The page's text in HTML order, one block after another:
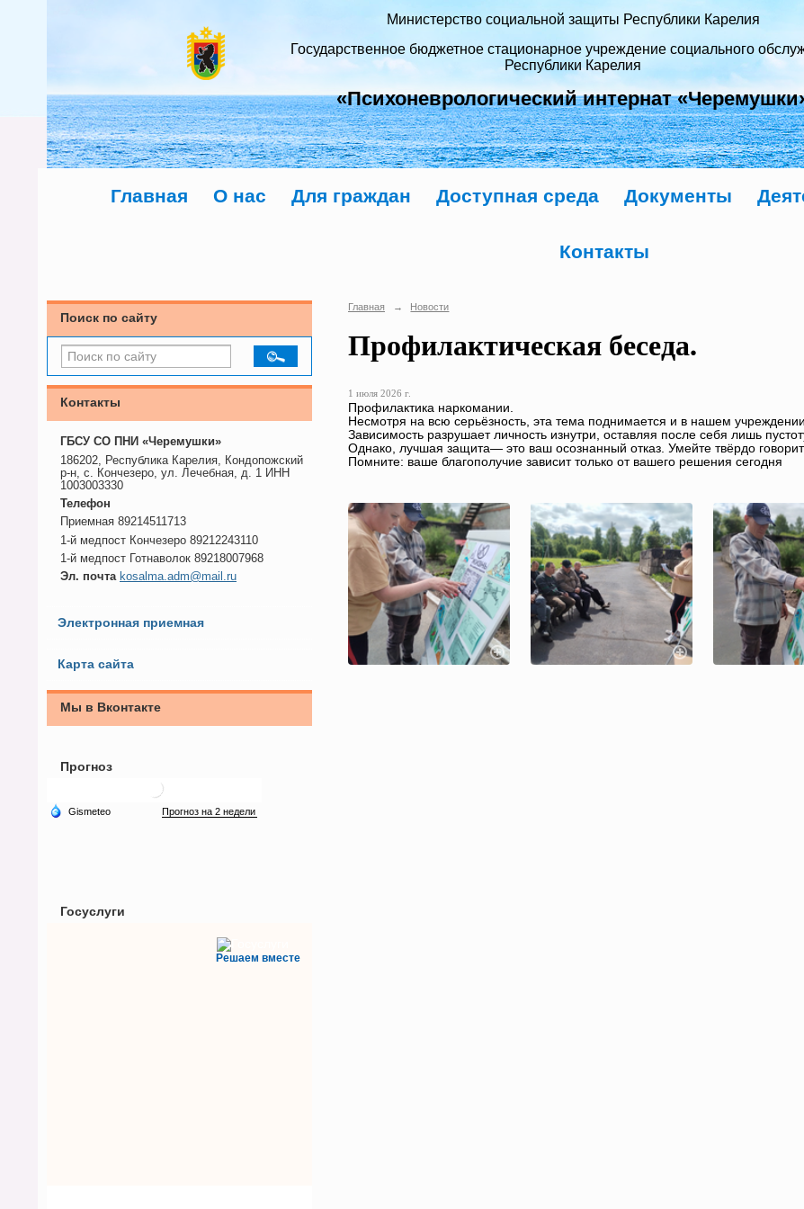
Министерство социальной защиты Республики Карелия
Государственное бюджетное стационарное учреждение социального
Республики Карелия
«Психоневрологический интернат
Главная О нас Для граждан Доступная среда Документы
Контакты
Поиск по сайту
Контакты
ГБСУ СО ПНИ «Черемушки»
186202, Республика Карелия, Кондопожский
р-н, с. Кончезеро, ул. Лечебная, д. 1 ИНН
1003003330
Телефон
Приемная 89214511713
1-й медпост Кончезеро 89212243110
1-й медпост Готнаволок 89218007968
Эл. почта kosalma.adm@mail.ru
Электронная приемная
Карта сайта
Мы в Вконтакте
Прогноз
Госуслуги
Решаем вместе
Главная → Новости
Профилактическая беседа.
1 июля 2026 г.
Профилактика наркомании.
Несмотря на всю серьёзность, эта тема поднимается и в нашем
Зависимость разрушает личность изнутри, оставляя после себя лишь
Однако, лучшая защита— это ваш осознанный отказ. Умейте твёрдо
Помните: ваше благополучие зависит только от вашего решения сегодня